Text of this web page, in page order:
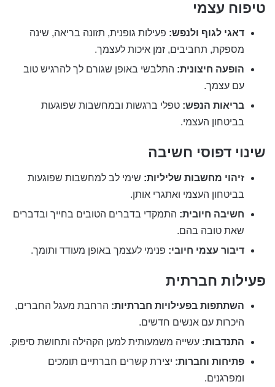
טיפוח עצמי
דאגי לגוף ולנפש: פעילות גופנית, תזונה בריאה, שינה
מספקת, תחביבים, זמן איכות לעצמך.
הופעה חיצונית: התלבשי באופן שגורם לך להרגיש טוב
עם עצמך.
בריאות הנפש: טפלי ברגשות ובמחשבות שפוגעות
בביטחון העצמי.
שינוי דפוסי חשיבה
זיהוי מחשבות שליליות: שימי לב למחשבות שפוגעות
בביטחון העצמי ואתגרי אותן.
חשיבה חיובית: התמקדי בדברים הטובים בחייך ובדברים
שאת טובה בהם.
דיבור עצמי חיובי: פנימי לעצמך באופן מעודד ותומך.
פעילות חברתית
השתתפות בפעילויות חברתיות: הרחבת מעגל החברים,
היכרות עם אנשים חדשים.
התנדבות: עשייה משמעותית למען הקהילה ותחושת סיפוק.
פתיחות וחברות: יצירת קשרים חברתיים תומכים
ומפרגנים.